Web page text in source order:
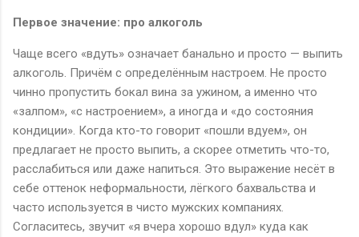
Первое значение: про алкоголь
Чаще всего «вдуть» означает банально и просто — выпить
алкоголь. Причём с определённым настроем. Не просто
чинно пропустить бокал вина за ужином, а именно что
«залпом», «с настроением», а иногда и «до состояния
кондиции». Когда кто-то говорит «пошли вдуем», он
предлагает не просто выпить, а скорее отметить что-то,
расслабиться или даже напиться. Это выражение несёт в
себе оттенок неформальности, лёгкого бахвальства и
часто используется в чисто мужских компаниях.
Согласитесь, звучит «я вчера хорошо вдул» куда как